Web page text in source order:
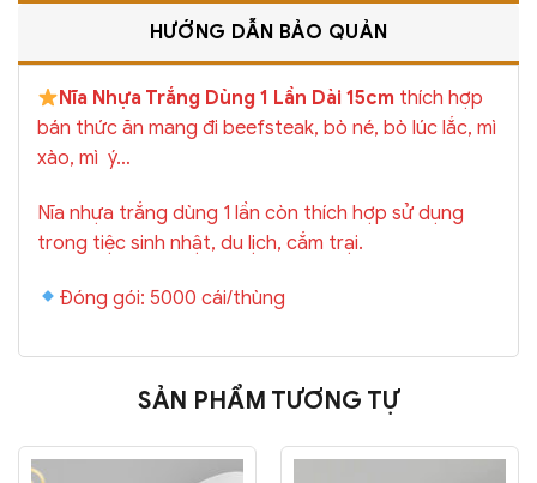
HƯỚNG DẪN BẢO QUẢN
Nĩa Nhựa Trắng Dùng 1 Lần Dài 15cm thích hợp
bán thức ăn mang đi beefsteak, bò né, bò lúc lắc, mì
xào, mì ý…
Nĩa nhựa trắng dùng 1 lần còn thích hợp sử dụng
trong tiệc sinh nhật, du lịch, cắm trại.
Đóng gói: 5000 cái/thùng
SẢN PHẨM TƯƠNG TỰ